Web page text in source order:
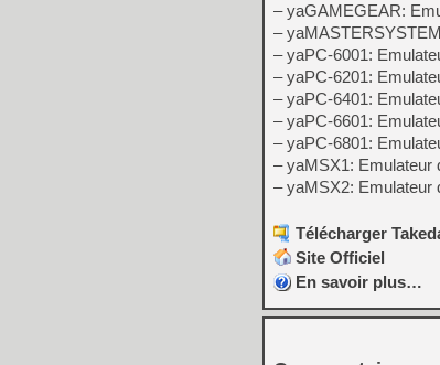
– yaGAMEGEAR:
–
– yaPC-6001:
– yaPC-6201:
– yaPC-6401:
– yaPC-6601:
– yaPC-6801:
– yaMSX1: Emulateur
– yaMSX2: Emulateur
Télécharger
Site Officiel
En savoir plus…